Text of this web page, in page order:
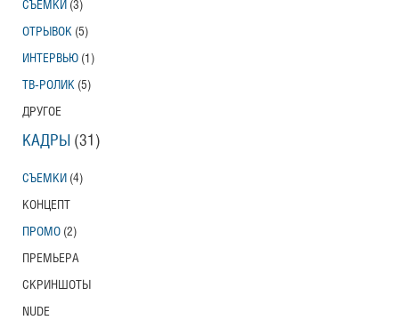
СЪЕМКИ (3)
ОТРЫВОК (5)
ИНТЕРВЬЮ (1)
ТВ-РОЛИК (5)
ДРУГОЕ
КАДРЫ (31)
СЪЕМКИ (4)
КОНЦЕПТ
ПРОМО (2)
ПРЕМЬЕРА
СКРИНШОТЫ
NUDE